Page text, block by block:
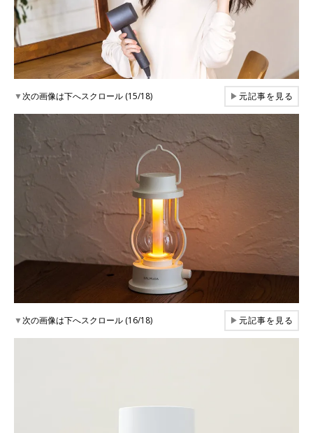
▼次の画像は下へスクロール (15/18) ▶元記事を見る
▼次の画像は下へスクロール (16/18) ▶元記事を見る